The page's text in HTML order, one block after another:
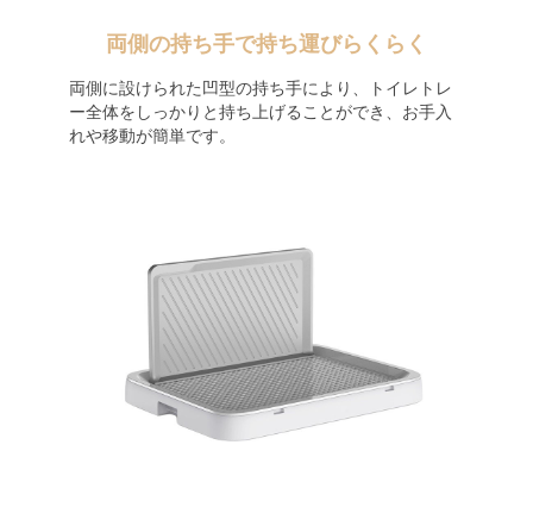
両側の持ち手で持ち運びらくらく
両側に設けられた凹型の持ち手により、トイレトレ
ー全体をしっかりと持ち上げることができ、お手入
れや移動が簡単です。